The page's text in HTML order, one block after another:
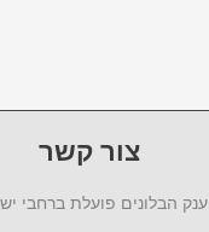
צור קשר
ענק הבלונים פועלת ברחבי